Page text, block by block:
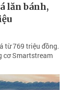
lăn bánh,
từ 769 triệu đồng.
cơ Smartstream